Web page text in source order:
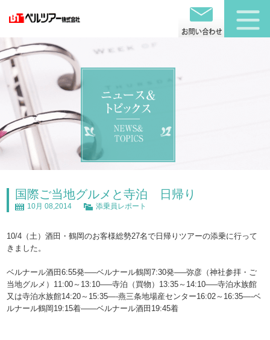
国際ご当地グルメと寺泊 日帰り
10月 08,2014 添乗員レポート
10/4（土）酒田・鶴岡のお客様総勢27名で日帰りツアーの添乗に行って
きました。
ベルナール酒田6:55発—–ベルナール鶴岡7:30発—–弥彦（神社参拝・ご
当地グルメ）11:00～13:10—–寺泊（買物）13:35～14:10—–寺泊水族館
又は寺泊水族館14:20～15:35—-燕三条地場産センター16:02～16:35—-ベ
ルナール鶴岡19:15着——ベルナール酒田19:45着